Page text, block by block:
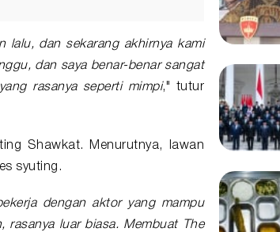
lalu, dan sekarang akhirnya kami
dan saya benar-benar sangat
rasanya seperti mimpi," tutur
Shawkat. Menurutnya, lawan
syuting.
dengan aktor yang mampu
rasanya luar biasa. Membuat The